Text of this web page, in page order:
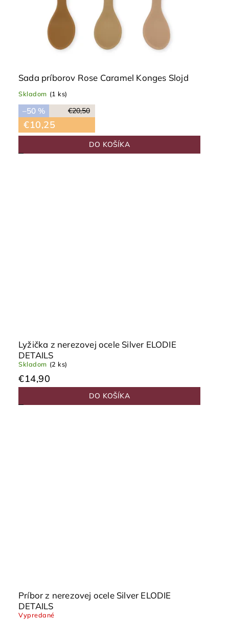
Sada príborov Rose Caramel Konges Slojd
Skladom (1 ks)
€20,50
–50 %
€10,25
DO KOŠÍKA
Lyžička z nerezovej ocele Silver ELODIE
DETAILS
Skladom (2 ks)
€14,90
DO KOŠÍKA
Príbor z nerezovej ocele Silver ELODIE
DETAILS
Vypredané